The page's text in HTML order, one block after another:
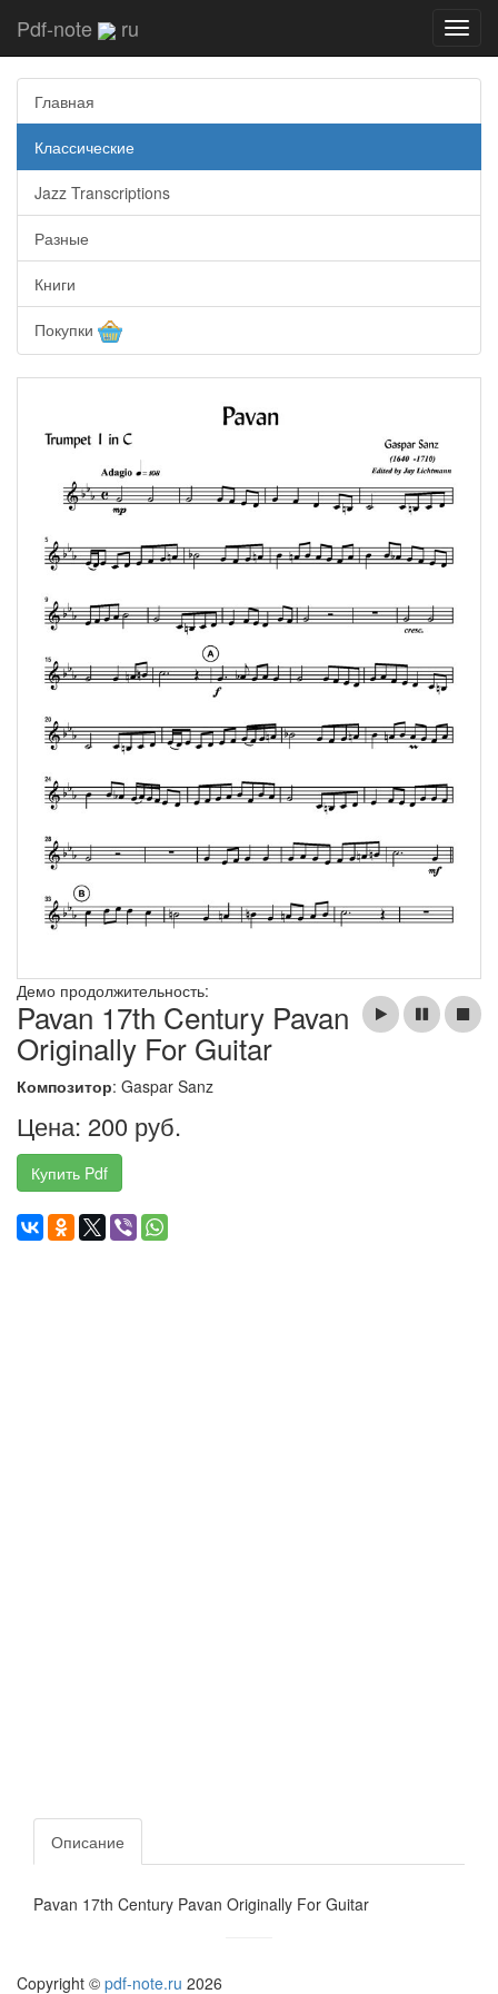
Pdf-note ru
Главная
Классические
Jazz Transcriptions
Разные
Книги
Покупки
Демо продолжительность:
Pavan 17th Century Pavan
Originally For Guitar
Композитор: Gaspar Sanz
Цена: 200 руб.
Купить Pdf
Описание
Pavan 17th Century Pavan Originally For Guitar
Copyright © pdf-note.ru 2026